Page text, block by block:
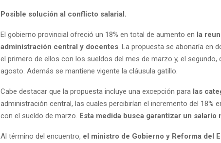
Posible solución al conflicto salarial.
El gobierno provincial ofreció un 18% en total de aumento en la
administración central y docentes . La propuesta se abonaría en
el primero de ellos con los sueldos del mes de marzo y, el
agosto. Además se mantiene vigente la cláusula gatillo.
Cabe destacar que la propuesta incluye una excepción para las
administración central, las cuales percibirían el incremento del 18%
con el sueldo de marzo. Esta medida busca garantizar un salario
Al término del encuentro, el ministro de Gobierno y Reforma del